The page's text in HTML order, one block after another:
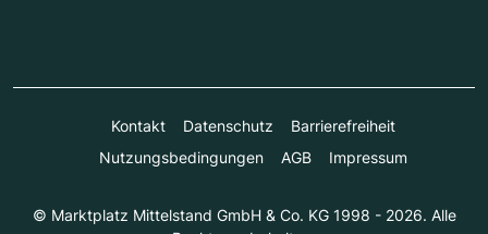
Kontakt Datenschutz
Barrierefreiheit
Nutzungsbedingungen
AGB Impressum
© Marktplatz Mittelstand GmbH & Co. KG 1998 - 2026. Alle